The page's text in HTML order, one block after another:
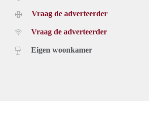
Vraag de adverteerder
Vraag de adverteerder
Eigen woonkamer